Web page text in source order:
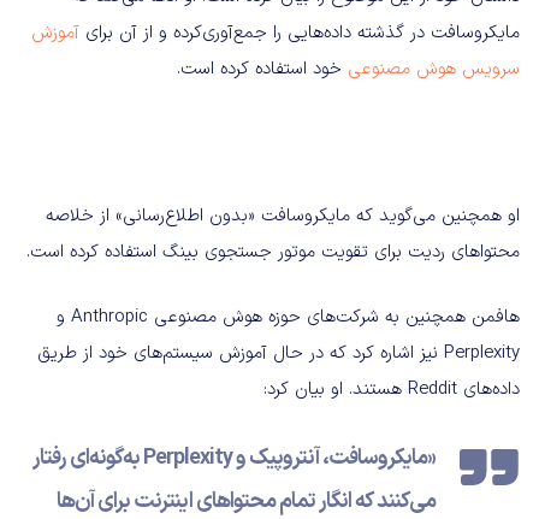
مایکروسافت در گذشته داده‌هایی را جمع‌آوری‌کرده و از آن برای آموزش
سرویس هوش مصنوعی خود استفاده کرده است.
او همچنین می‌گوید که مایکروسافت «بدون اطلاع‌رسانی» از خلاصه
محتواهای ردیت برای تقویت موتور جستجوی بینگ استفاده کرده است.
هافمن همچنین به شرکت‌های حوزه هوش مصنوعی Anthropic و
Perplexity نیز اشاره کرد که در حال آموزش سیستم‌های خود از طریق
داده‌های Reddit هستند. او بیان کرد:
«مایکروسافت، آنتروپیک و Perplexity به‌گونه‌ای رفتار
می‌کنند که انگار تمام محتواهای اینترنت برای آن‌ها